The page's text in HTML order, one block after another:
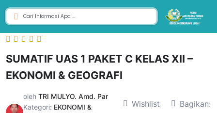
SUMATIF UAS 1 PAKET C KELAS XII –
EKONOMI & GEOGRAFI
oleh TRI MULYO. Amd. Par
Kategori: EKONOMI &
Wishlist Bagikan: